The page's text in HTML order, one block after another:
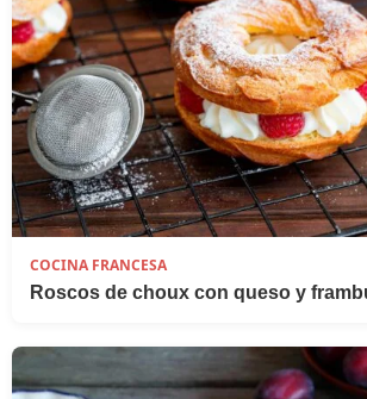
COCINA FRANCESA
Roscos de choux con queso y